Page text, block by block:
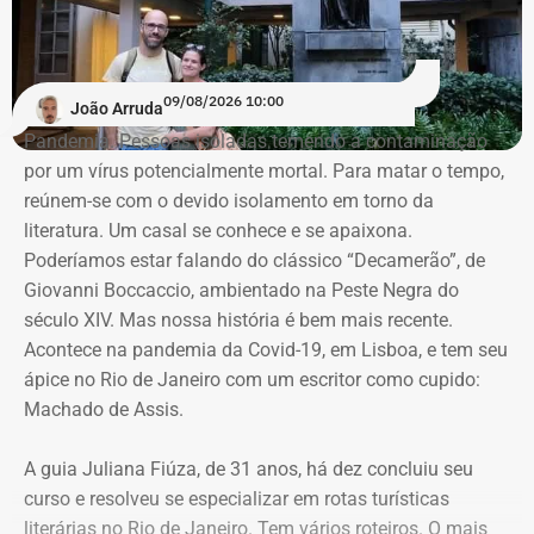
João Arruda09/08/2026 10:00
Pandemia. Pessoas isoladas temendo a contaminação
por um vírus potencialmente mortal. Para matar o tempo,
reúnem-se com o devido isolamento em torno da
literatura. Um casal se conhece e se apaixona.
Poderíamos estar falando do clássico “Decamerão”, de
Giovanni Boccaccio, ambientado na Peste Negra do
século XIV. Mas nossa história é bem mais recente.
Acontece na pandemia da Covid-19, em Lisboa, e tem seu
ápice no Rio de Janeiro com um escritor como cupido:
Machado de Assis.
A guia Juliana Fiúza, de 31 anos, há dez concluiu seu
curso e resolveu se especializar em rotas turísticas
literárias no Rio de Janeiro. Tem vários roteiros. O mais